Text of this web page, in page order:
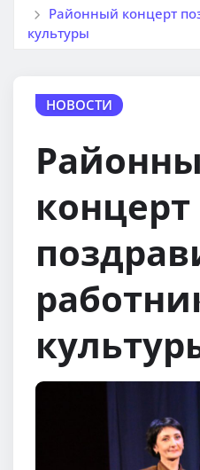
Районный концерт
культуры
НОВОСТИ
концерт